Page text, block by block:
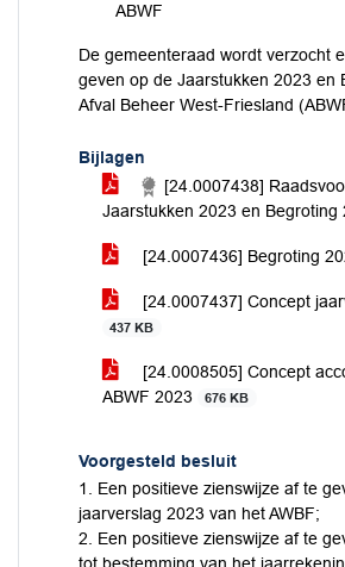
ABWF
De gemeenteraad wordt verzocht
geven op de Jaarstukken 2023 en
Afval Beheer West-Friesland
Bijlagen
[24.0007438]
Jaarstukken 2023 en Begroting
[24.0007436] Begroting
[24.0007437] Concept
437 KB
[24.0008505] Concept
ABWF 2023
676 KB
Voorgesteld besluit
1. Een positieve zienswijze af te
jaarverslag 2023 van het AWBF;
2. Een positieve zienswijze af te